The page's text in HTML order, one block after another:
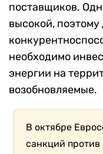
поставщиков.
высокой,
необходимо
энергии на
возобновляемые.
В октябре
санкций против